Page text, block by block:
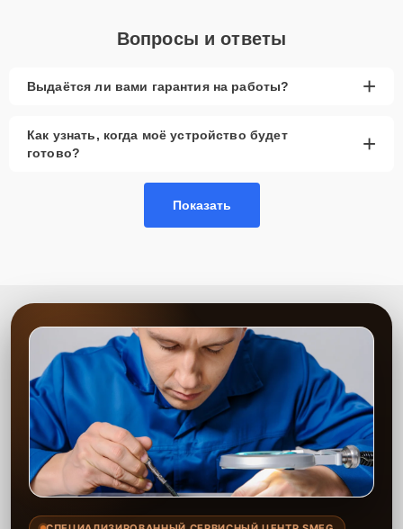
активное использование устройства дольше
запчастей.
рассмотреть вариант с использованием
качественного аналога брендовой детали.
высококачественные запчасти, будь это 100% оригинал, или
надежные аналоги проверенных и зарекомендовавших себя
Позвонить по телефону горячей линии или
запросить обратный звонок через Форму заявки
для быстрого уточнения деталей.
Привезти устройство в ближайший центр или
передать аппарат курьеру службы доставки,
дождаться результатов диагностики и принять
решение.
Дождаться оповещения о готовности и забрать
устройство самостоятельно или воспользоваться
курьерской доставкой.
Вопросы и ответы
Выдаётся ли вами гарантия на работы? +
Как узнать, когда моё устройство будет
готово?
+
Показать